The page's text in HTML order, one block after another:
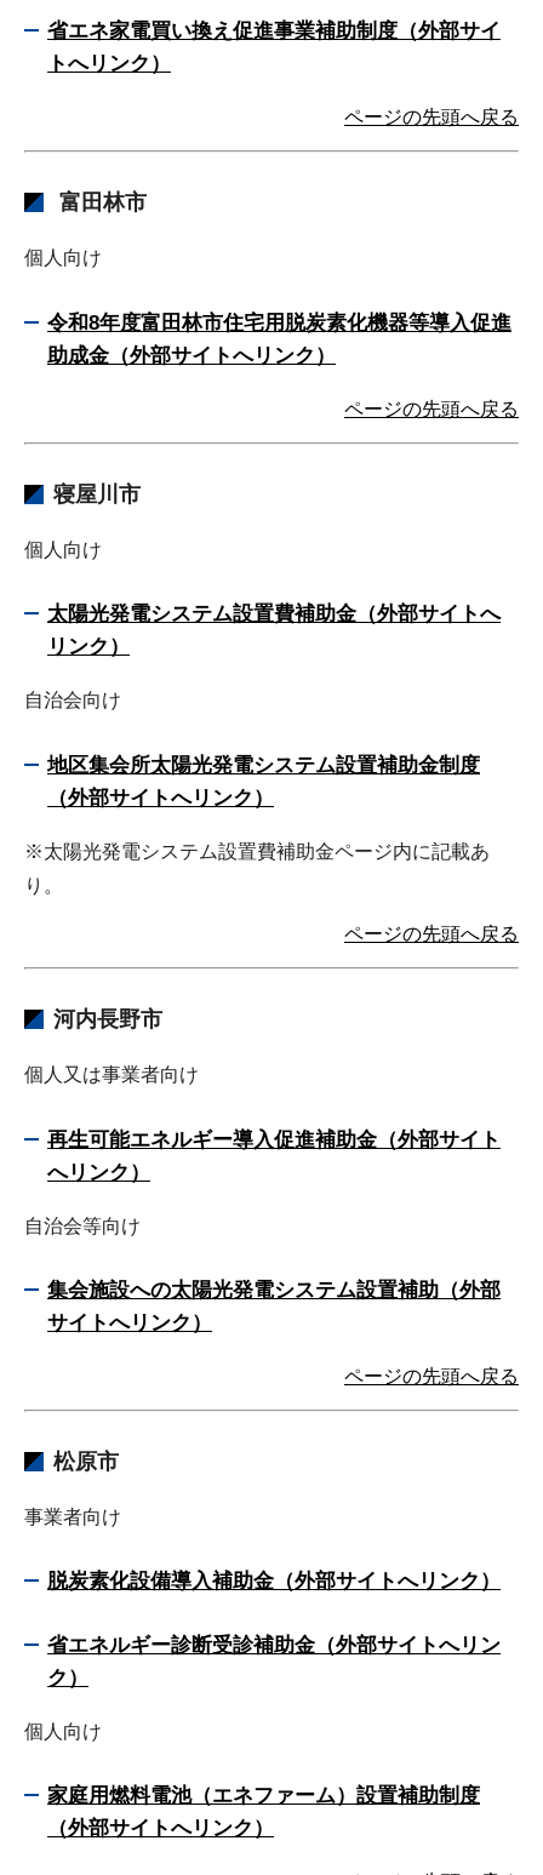
省エネ家電買い換え促進事業補助制度（外部サイ
トへリンク）
ページの先頭へ戻る
富田林市
個人向け
令和8年度富田林市住宅用脱炭素化機器等導入促進
助成金（外部サイトへリンク）
ページの先頭へ戻る
寝屋川市
個人向け
太陽光発電システム設置費補助金（外部サイトへ
リンク）
自治会向け
地区集会所太陽光発電システム設置補助金制度
（外部サイトへリンク）
※太陽光発電システム設置費補助金ページ内に記載あ
り。
ページの先頭へ戻る
河内長野市
個人又は事業者向け
再生可能エネルギー導入促進補助金（外部サイト
へリンク）
自治会等向け
集会施設への太陽光発電システム設置補助（外部
サイトへリンク）
ページの先頭へ戻る
松原市
事業者向け
脱炭素化設備導入補助金（外部サイトへリンク）
省エネルギー診断受診補助金（外部サイトへリン
ク）
個人向け
家庭用燃料電池（エネファーム）設置補助制度
（外部サイトへリンク）